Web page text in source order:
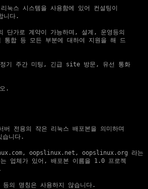
눅스 시스템을 사용함에 있어 컨설팅이
니다.
단가로 계약이 가능하며, 설계, 운영등의
합 등 모든 부분에 대하여 지원을 해 드
기 주간 미팅, 긴급 site 방문, 유선 통화
.
전용의 작은 리눅스 배포본을 의미하며
습니다.
oopslinux.net, oopslinux.org 라는
업체가 있어, 배포본 이름을 1.0 프로젝
명칭은 사용하지 않습니다.